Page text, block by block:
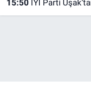
15:50 İYİ Parti Uşak’tan Milletvekiline